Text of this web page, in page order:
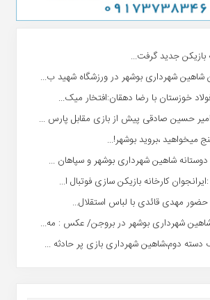
بازیکن جدید گرفت...
شاهین شهردارى بوشهر در ورزشگاه شهید ب...
خوزستان با رضا دهقان:افتخار میک...
حسین صادقی پیش از بازی مقابل پارس ...
میخواهید ،بروید بوشهر!...
دوستانه شاهین شهردارى بوشهر و سپاهان ...
کارخانه بازیکن سازی فوتبال ا...
حضور مهدی قائدی با لباس استقلال...
شاهین شهرداری بوشهر در بروجن/ عکس : مه...
دسته دوم،شاهین شهرداری بازی پر حادثه ...